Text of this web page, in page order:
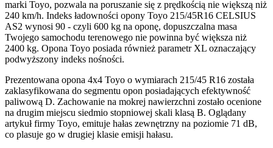
marki Toyo, pozwala na poruszanie się z prędkością nie większą niż
240 km/h. Indeks ładowności opony Toyo 215/45R16 CELSIUS
AS2 wynosi 90 - czyli 600 kg na oponę, dopuszczalna masa
Twojego samochodu terenowego nie powinna być większa niż
2400 kg. Opona Toyo posiada również parametr XL oznaczający
podwyższony indeks nośności.
Prezentowana opona 4x4 Toyo o wymiarach 215/45 R16 została
zaklasyfikowana do segmentu opon posiadających efektywność
paliwową D. Zachowanie na mokrej nawierzchni zostało ocenione
na drugim miejscu siedmio stopniowej skali klasą B. Oglądany
artykuł firmy Toyo, emituje hałas zewnętrzny na poziomie 71 dB,
co plasuje go w drugiej klasie emisji hałasu.